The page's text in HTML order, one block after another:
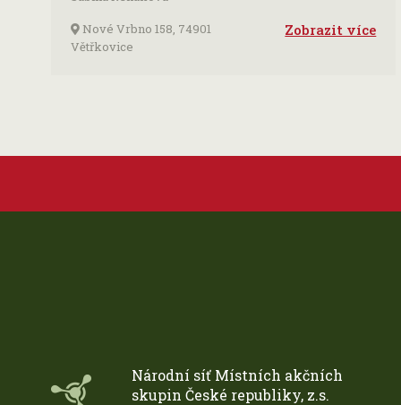
Nové Vrbno 158, 74901
Větřkovice
Zobrazit více
Národní síť Místních akčních
skupin České republiky, z.s.